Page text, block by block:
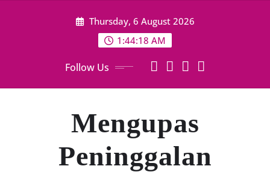
Thursday, 6 August 2026
1:44:18 AM
Follow Us
Mengupas
Peninggalan